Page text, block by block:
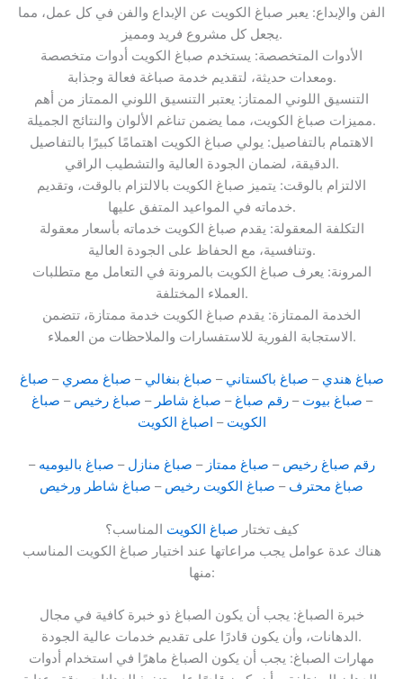
الفن والإبداع: يعبر صباغ الكويت عن الإبداع والفن في كل عمل، مما
يجعل كل مشروع فريد ومميز.
الأدوات المتخصصة: يستخدم صباغ الكويت أدوات متخصصة
ومعدات حديثة، لتقديم خدمة صباغة فعالة وجذابة.
التنسيق اللوني الممتاز: يعتبر التنسيق اللوني الممتاز من أهم
مميزات صباغ الكويت، مما يضمن تناغم الألوان والنتائج الجميلة.
الاهتمام بالتفاصيل: يولي صباغ الكويت اهتمامًا كبيرًا بالتفاصيل
الدقيقة، لضمان الجودة العالية والتشطيب الراقي.
الالتزام بالوقت: يتميز صباغ الكويت بالالتزام بالوقت، وتقديم
خدماته في المواعيد المتفق عليها.
التكلفة المعقولة: يقدم صباغ الكويت خدماته بأسعار معقولة
وتنافسية، مع الحفاظ على الجودة العالية.
المرونة: يعرف صباغ الكويت بالمرونة في التعامل مع متطلبات
العملاء المختلفة.
الخدمة الممتازة: يقدم صباغ الكويت خدمة ممتازة، تتضمن
الاستجابة الفورية للاستفسارات والملاحظات من العملاء.
صباغ هندي – صباغ باكستاني – صباغ بنغالي – صباغ مصري – صباغ
– صباغ بيوت –رقم صباغ – صباغ شاطر – صباغ رخيص – صباغ
الكويت – اصباغ الكويت
رقم صباغ رخيص – صباغ ممتاز – صباغ منازل – صباغ باليوميه –
صباغ محترف – صباغ الكويت رخيص – صباغ شاطر ورخيص
كيف تختار صباغ الكويت المناسب؟
هناك عدة عوامل يجب مراعاتها عند اختيار صباغ الكويت المناسب
منها:
خبرة الصباغ: يجب أن يكون الصباغ ذو خبرة كافية في مجال
الدهانات، وأن يكون قادرًا على تقديم خدمات عالية الجودة.
مهارات الصباغ: يجب أن يكون الصباغ ماهرًا في استخدام أدوات